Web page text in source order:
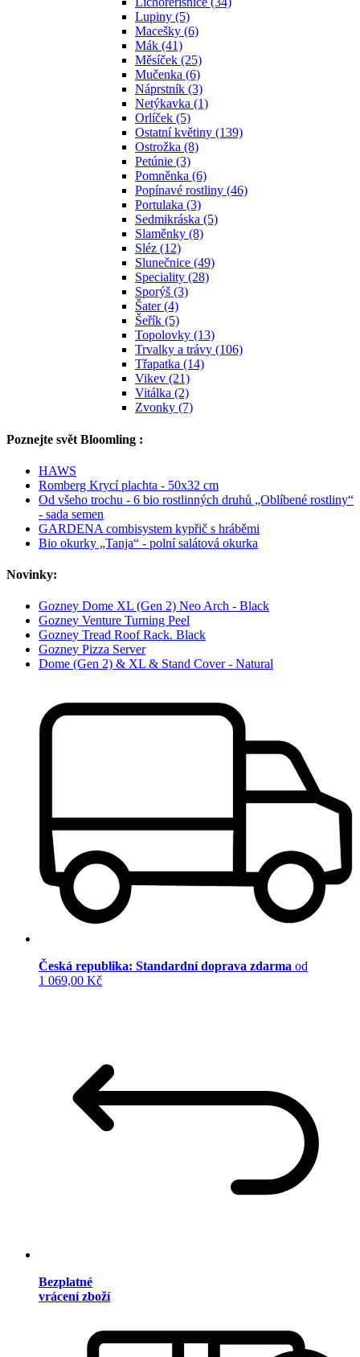
Lupiny (5)
Macešky (6)
Mák (41)
Měsíček (25)
Mučenka (6)
Náprstník (3)
Netýkavka (1)
Orlíček (5)
Ostatní květiny (139)
Ostrožka (8)
Petúnie (3)
Pomněnka (6)
Popínavé rostliny (46)
Portulaka (3)
Sedmikráska (5)
Slaměnky (8)
Sléz (12)
Slunečnice (49)
Speciality (28)
Sporýš (3)
Šater (4)
Šeřík (5)
Topolovky (13)
Trvalky a trávy (106)
Třapatka (14)
Vikev (21)
Vitálka (2)
Zvonky (7)
Poznejte svět Bloomling :
HAWS
Romberg Krycí plachta - 50x32 cm
Od všeho trochu - 6 bio rostlinných druhů „Oblíbené rostliny“
- sada semen
GARDENA combisystem kypřič s hráběmi
Bio okurky „Tanja“ - polní salátová okurka
Novinky:
Gozney Dome XL (Gen 2) Neo Arch - Black
Gozney Venture Turning Peel
Gozney Tread Roof Rack. Black
Gozney Pizza Server
Dome (Gen 2) & XL & Stand Cover - Natural
Česká republika: Standardní doprava zdarma od
1 069,00 Kč
Bezplatné
vrácení zboží